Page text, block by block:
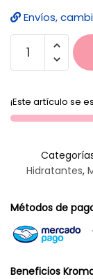
Envíos,
¡Este artículo se
Hidratantes,
Métodos de
Beneficios